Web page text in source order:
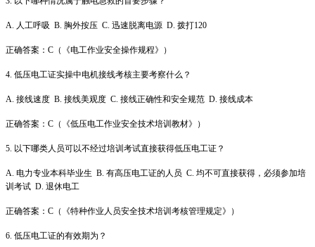
A. 人工呼吸 B. 胸外按压 C. 迅速脱离电源 D. 拨打120
正确答案：C（《电工作业安全操作规程》）
4. 低压电工证实操中电机接线考核主要考察什么？
A. 接线速度 B. 接线美观度 C. 接线正确性和安全规范 D. 接线成本
正确答案：C（《低压电工作业安全技术培训教材》）
5. 以下哪类人员可以不经过培训考试直接获得低压电工证？
A. 电力专业本科毕业生 B. 有高压电工证的人员 C. 均不可直接获得，必须参加培
训考试 D. 退休电工
正确答案：C（《特种作业人员安全技术培训考核管理规定》）
6. 低压电工证的有效期为？